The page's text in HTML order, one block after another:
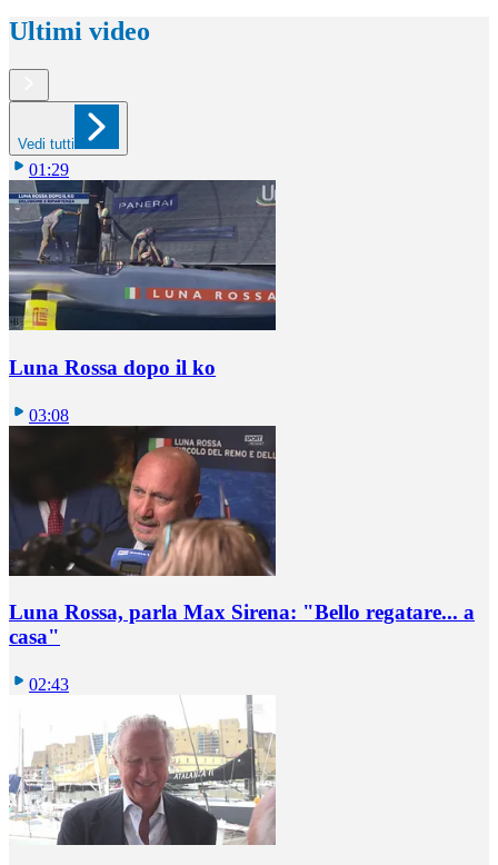
Ultimi video
Vedi tutti
01:29
Luna Rossa dopo il ko
03:08
Luna Rossa, parla Max Sirena: "Bello regatare... a
casa"
02:43